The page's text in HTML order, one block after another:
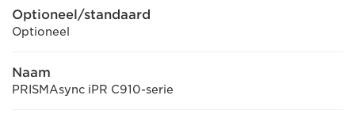
Optioneel/standaard
Optioneel
Naam
PRISMAsync iPR C910-serie